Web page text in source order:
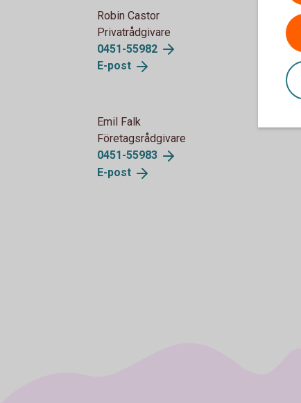
Robin Castor
Privatrådgivare
0451-55982
E-post
Emil Falk
Företagsrådgivare
0451-55983
E-post